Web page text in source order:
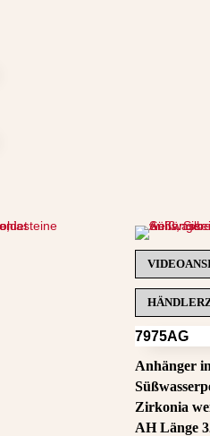
7975AG
Anhänger
Zirkonia
AH Länge